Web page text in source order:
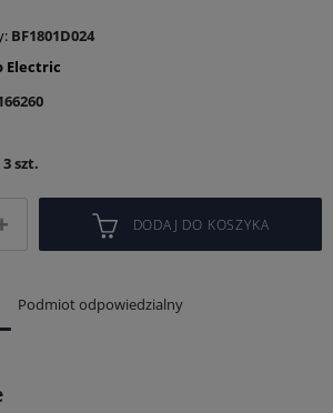
BF1801D024
Electric
3 szt.
DODAJ DO KOSZYKA
Podmiot odpowiedzialny